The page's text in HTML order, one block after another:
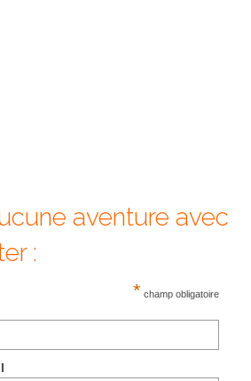
aventure avec
:
* champ obligatoire